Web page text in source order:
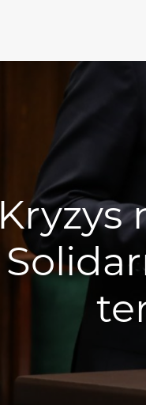
Kryzys